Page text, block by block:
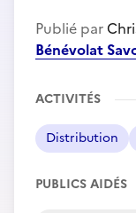
Publié par
Bénévolat
ACTIVITÉS
Distribution
PUBLICS AIDÉS